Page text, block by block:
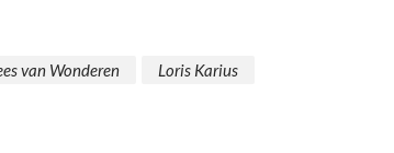
van Wonderen Loris Karius